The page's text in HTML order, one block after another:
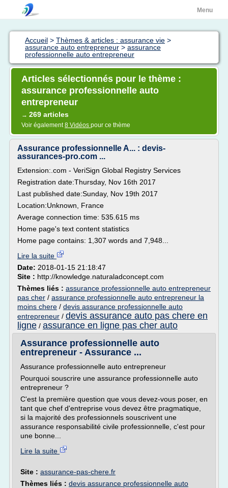
Menu
Accueil > Thèmes & articles : assurance vie >
assurance auto entrepreneur > assurance
professionnelle auto entrepreneur
Articles sélectionnés pour le thème :
assurance professionnelle auto
entrepreneur
→ 269 articles
Voir également8 Vidéos pour ce thème
Assurance professionnelle A... : devis-
assurances-pro.com ...
Extension:.com - VeriSign Global Registry Services
Registration date:Thursday, Nov 16th 2017
Last published date:Sunday, Nov 19th 2017
Location:Unknown, France
Average connection time: 535.615 ms
Home page's text content statistics
Home page contains: 1,307 words and 7,948...
Lire la suite
Date: 2018-01-15 21:18:47
Site : http://knowledge.naturaladconcept.com
Thèmes liés : assurance professionnelle auto entrepreneur
pas cher / assurance professionnelle auto entrepreneur la
moins chere / devis assurance professionnelle auto
entrepreneur / devis assurance auto pas chere en
ligne / assurance en ligne pas cher auto
Assurance professionnelle auto
entrepreneur - Assurance ...
Assurance professionnelle auto entrepreneur
Pourquoi souscrire une assurance professionnelle auto
entrepreneur ?
C'est la première question que vous devez-vous poser, en
tant que chef d'entreprise vous devez être pragmatique,
si la majorité des professionnels souscrivent une
assurance responsabilité civile professionnelle, c'est pour
une bonne...
Lire la suite
Site : assurance-pas-chere.fr
Thèmes liés : devis assurance professionnelle auto